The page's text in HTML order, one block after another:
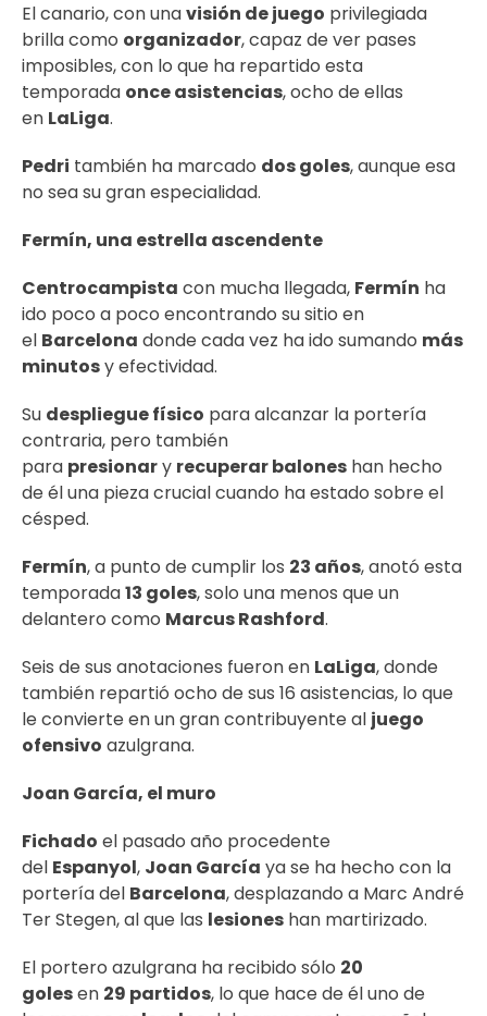
El canario, con unavisión de juego privilegiada
brilla como organizador, capaz de ver pases
imposibles, con lo que ha repartido esta
temporada once asistencias, ocho de ellas
en LaLiga.
Pedri también ha marcado dos goles, aunque esa
no sea su gran especialidad.
Fermín, una estrella ascendente
Centrocampista con mucha llegada, Fermín ha
ido poco a poco encontrando su sitio en
el Barcelona donde cada vez ha ido sumando más
minutosy efectividad.
Su despliegue físico para alcanzar la portería
contraria, pero también
para presionary recuperar balones han hecho
de él una pieza crucial cuando ha estado sobre el
césped.
Fermín, a punto de cumplir los 23 años, anotó esta
temporada13 goles, solo una menos que un
delantero como Marcus Rashford.
Seis de sus anotaciones fueron en LaLiga, donde
también repartió ocho de sus 16 asistencias, lo que
le convierte en un gran contribuyente al juego
ofensivo azulgrana.
Joan García, el muro
Fichado el pasado año procedente
del Espanyol, Joan García ya se ha hecho con la
portería del Barcelona, desplazando a Marc André
Ter Stegen, al que las lesiones han martirizado.
El portero azulgrana ha recibido sólo 20
golesen 29 partidos, lo que hace de él uno de